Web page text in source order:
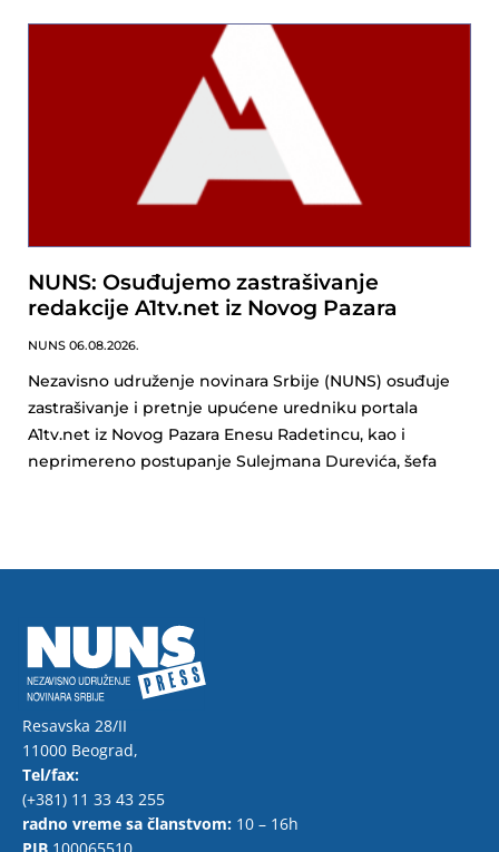
NUNS: Osuđujemo zastrašivanje
redakcije A1tv.net iz Novog Pazara
NUNS 06.08.2026.
Nezavisno udruženje novinara Srbije (NUNS) osuđuje
zastrašivanje i pretnje upućene uredniku portala
A1tv.net iz Novog Pazara Enesu Radetincu, kao i
neprimereno postupanje Sulejmana Durevića, šefa
Resavska 28/II
11000 Beograd,
Tel/fax:
(+381) 11 33 43 255
radno vreme sa članstvom: 10 – 16h